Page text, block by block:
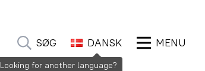
SØG DANSK MENU
Looking for another language?